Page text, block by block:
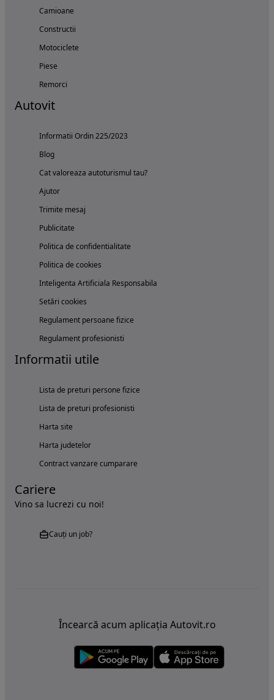
Camioane
Constructii
Motociclete
Piese
Remorci
Autovit
Informatii Ordin 225/2023
Blog
Cat valoreaza autoturismul tau?
Ajutor
Trimite mesaj
Publicitate
Politica de confidentialitate
Politica de cookies
Inteligenta Artificiala Responsabila
Setări cookies
Regulament persoane fizice
Regulament profesionisti
Informatii utile
Lista de preturi persone fizice
Lista de preturi profesionisti
Harta site
Harta judetelor
Contract vanzare cumparare
Cariere
Vino sa lucrezi cu noi!
Cauți un job?
Încearcă acum aplicația Autovit.ro